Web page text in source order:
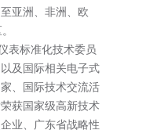
亚洲、非洲、欧
标准化技术委员
及国际相关电子式
、国际技术交流活
获国家级高新技术
业、广东省战略性